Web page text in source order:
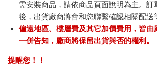
需安裝商品，請依商品頁面說明為主。訂
後，出貨廠商將會和您聯繫確認相關配送
偏遠地區、樓層費及其它加價費用，皆由
一併告知，廠商將保留出貨與否的權利。
提醒您！！